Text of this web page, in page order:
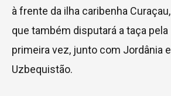
à frente da ilha caribenha Curaçau,
que também disputará a taça pela
primeira vez, junto com Jordânia e
Uzbequistão.